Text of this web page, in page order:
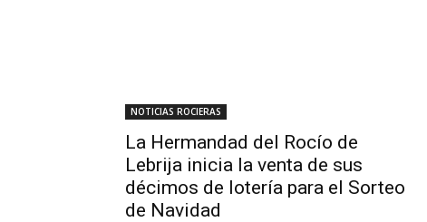
NOTICIAS ROCIERAS
La Hermandad del Rocío de
Lebrija inicia la venta de sus
décimos de lotería para el Sorteo
de Navidad